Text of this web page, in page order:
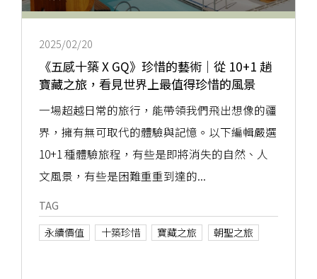
2025/02/20
《五感十築 X GQ》珍惜的藝術｜從 10+1 趟
寶藏之旅，看見世界上最值得珍惜的風景
一場超越日常的旅行，能帶領我們飛出想像的疆
界，擁有無可取代的體驗與記憶。以下編輯嚴選
10+1 種體驗旅程，有些是即將消失的自然、人
文風景，有些是困難重重到達的...
TAG
永續價值
十築珍惜 寶藏之旅 朝聖之旅